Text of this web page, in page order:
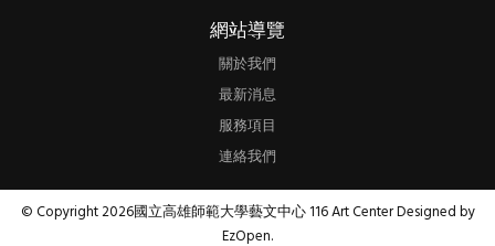
網站導覽
關於我們
最新消息
服務項目
連絡我們
© Copyright 2026國立高雄師範大學藝文中心 116 Art Center Designed by
EzOpen.